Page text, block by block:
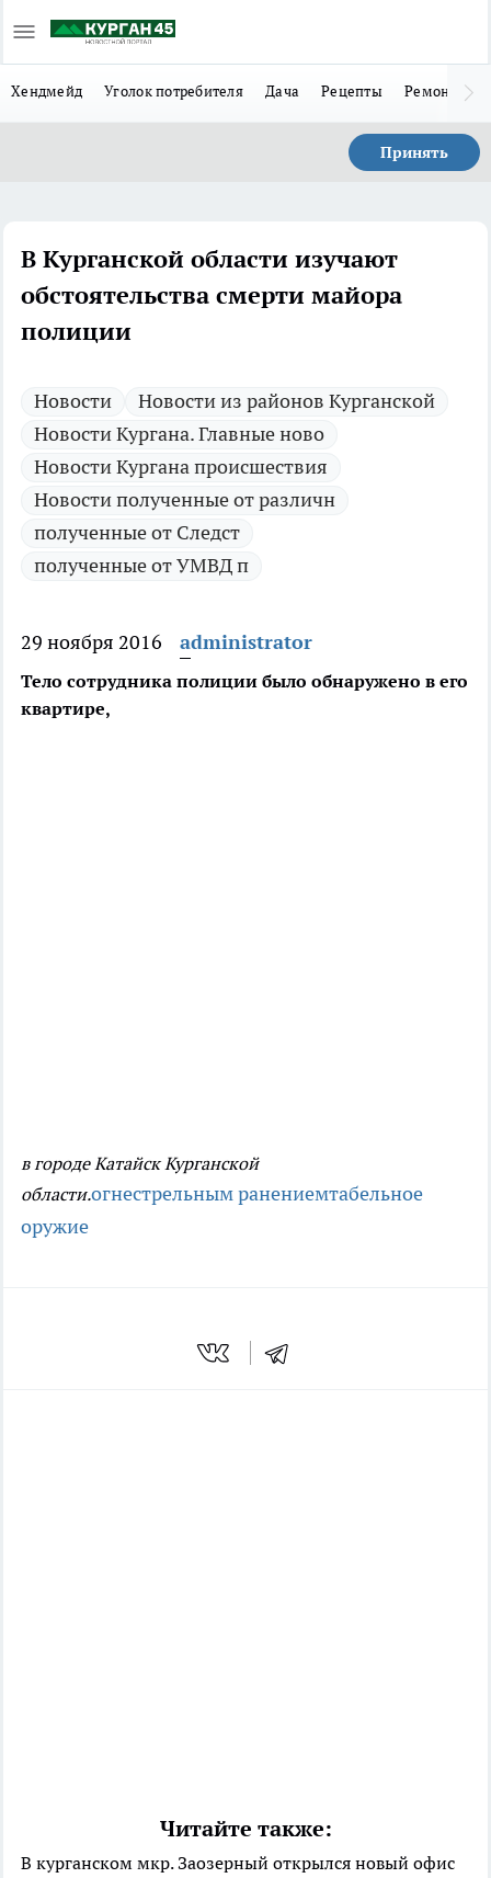
Хендмейд Уголок потребителя Дача Рецепты Ремонт
Принять
В Курганской области изучают
обстоятельства смерти майора
полиции
Новости
Новости из районов Курганской
Новости Кургана. Главные ново
Новости Кургана происшествия
Новости полученные от различн
полученные от Следст
полученные от УМВД п
29 ноября 2016 administrator
Тело сотрудника полиции было обнаружено в его
квартире,
в городе Катайск Курганской
области.огнестрельным ранениемтабельное
оружие
Читайте также:
В курганском мкр. Заозерный открылся новый офис